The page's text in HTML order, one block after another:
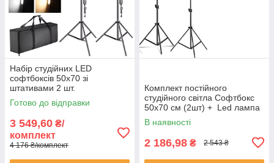
Набір студійних LED
софтбоксів 50х70 зі
штативами 2 шт.
Готово до відправки
3 549,60 ₴/
комплект
4 176 ₴/комплект
Комплект постійного
студійного світла Софтбокс
50х70 см (2шт) + Led лампа
50W (2шт) + штатив 210
см(2шт)
В наявності
2 186,98 ₴ 2 543 ₴